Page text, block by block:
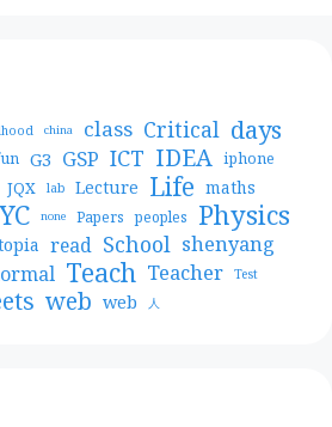
china class Critical days
G3 GSP ICT IDEA iphone
JQX lab Lecture Life maths
none Papers peoples Physics
read School shenyang
Teach Teacher Test
web web 人